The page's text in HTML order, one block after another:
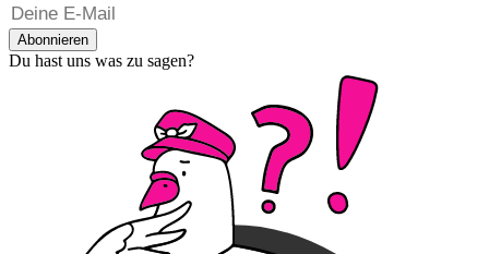
Abonnieren
Du hast uns was zu sagen?